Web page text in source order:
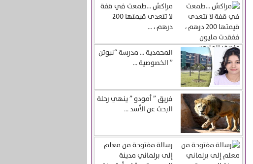
مراكش …طمعت في قفة
لا تتعدى قيمتها 200
درهم ، ...
المحمدية … مدرسة “نيوتن
” الخصوصية ...
فريق ” أمودو ” ينهي رحلة
البحث عن الأسد ...
رسالة مفتوحة من معلم
إلى برلماني مدينة